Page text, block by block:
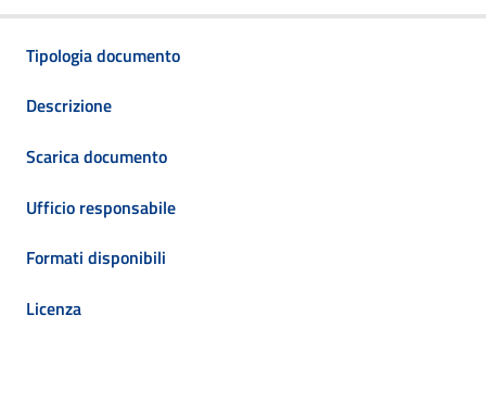
Tipologia documento
Descrizione
Scarica documento
Ufficio responsabile
Formati disponibili
Licenza